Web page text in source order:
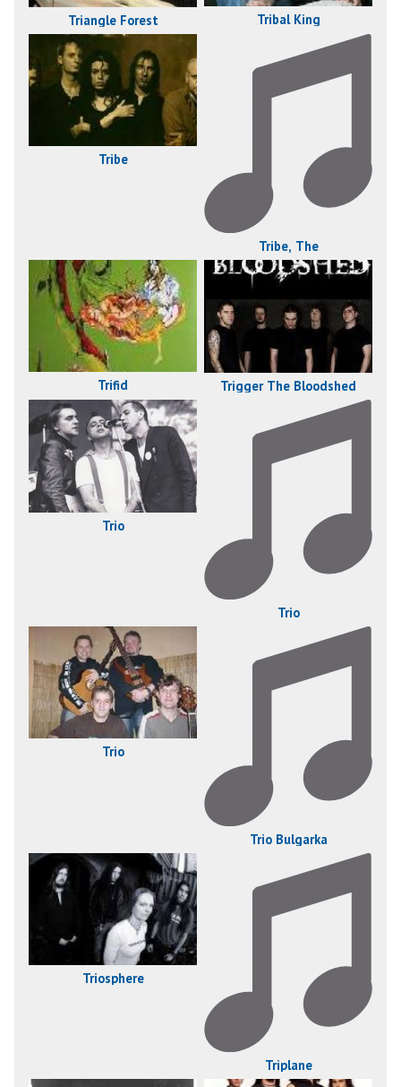
Triangle Forest Tribal King
Tribe
Tribe, The
Trifid Trigger The Bloodshed
Trio
Trio
Trio
Trio Bulgarka
Triosphere
Triplane